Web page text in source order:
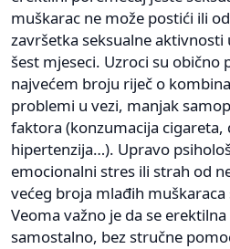
muškarac ne može postići ili
završetka seksualne
šest mjeseci. Uzroci su obično
najvećem broju riječ o
problemi u vezi, manjak
faktora (konzumacija cigareta,
hipertenzija…). Upravo
emocionalni stres ili strah od
većeg broja mlađih
Veoma važno je da se
samostalno, bez stručne